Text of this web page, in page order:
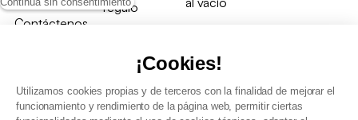
¡Cookies!
Utilizamos cookies propias y de terceros con la finalidad de mejorar el
funcionamiento y rendimiento de la página web, permitir ciertas
Contáctenos
regalo